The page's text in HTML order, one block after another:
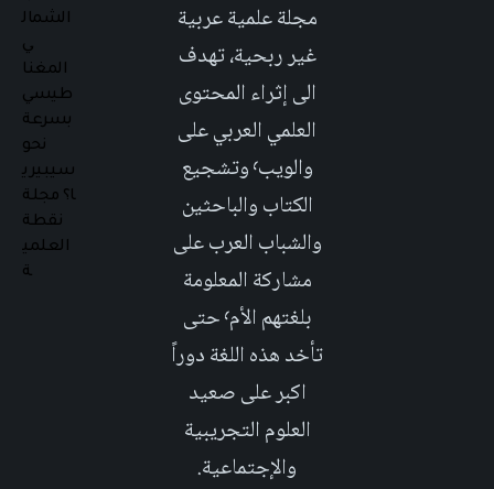
مجلة علمية عربية
غير ربحية، تهدف
الى إثراء المحتوى
العلمي العربي على
والويب٬ وتشجيع
الكتاب والباحثين
والشباب العرب على
مشاركة المعلومة
بلغتهم الأم٬ حتى
تأخد هذه اللغة دوراً
اكبر على صعيد
العلوم التجريبية
والإجتماعية.